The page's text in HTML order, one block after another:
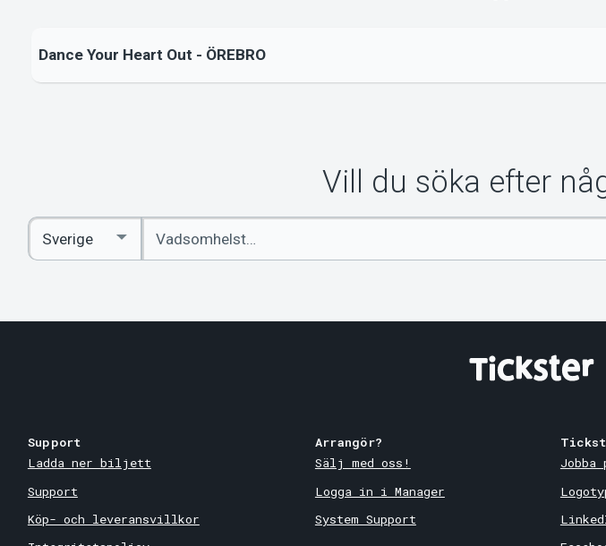
Dance Your Heart Out - ÖREBRO
Vill du söka efter
Ange
sökord
Select
Country
Support
Ladda ner biljett
Support
Köp- och leveransvillkor
Arrangör?
Sälj med oss!
Logga in i Manager
System Support
Jobba